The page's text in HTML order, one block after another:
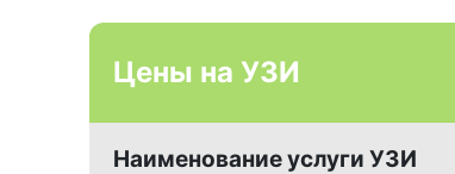
Цены на УЗИ
Наименование услуги УЗИ